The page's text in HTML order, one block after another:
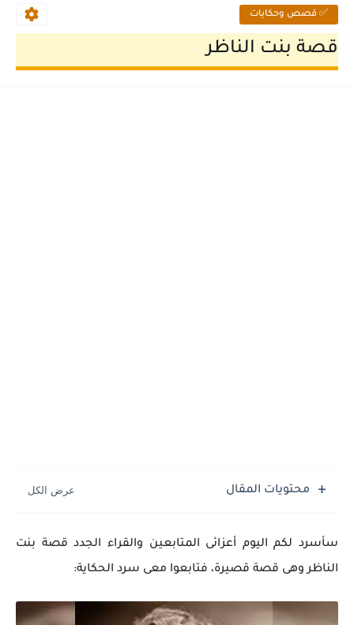
الخليفة العباسى أبو العباس السفاح
معبد أو خوخة اليهود بالمحلة الكبرى
✅ قصص وحكايات
قصة بنت الناظر
محتويات المقال
سأسرد لكم اليوم أعزائى المتابعين والقراء الجدد قصة بنت
الناظر وهى قصة قصيرة، فتابعوا معى سرد الحكاية: